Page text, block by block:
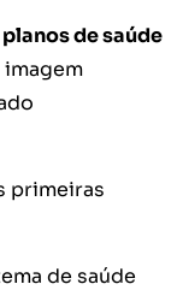
planos de saúde
primeiras
de saúde